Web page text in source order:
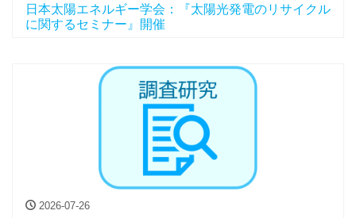
日本太陽エネルギー学会：『太陽光発電のリサイクル
に関するセミナー』開催
2026-07-26